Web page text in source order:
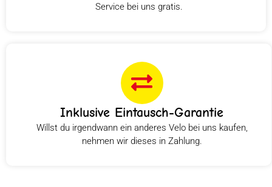
Service bei uns gratis.
Inklusive Eintausch-Garantie
Willst du irgendwann ein anderes Velo bei uns kaufen,
nehmen wir dieses in Zahlung.